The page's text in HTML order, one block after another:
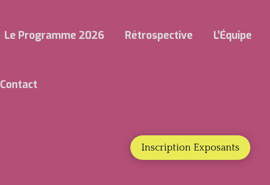
Le Programme 2026 Rétrospective L’Équipe
Contact
Inscription Exposants